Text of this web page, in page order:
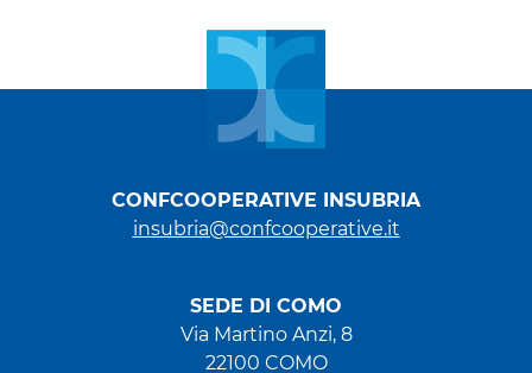
CONFCOOPERATIVE INSUBRIA
insubria@confcooperative.it
SEDE DI COMO
Via Martino Anzi, 8
22100 COMO